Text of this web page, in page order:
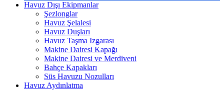
Havuz Dışı Ekipmanlar
Şezlonglar
Havuz Şelalesi
Havuz Duşları
Havuz Taşma Izgarası
Makine Dairesi Kapağı
Makine Dairesi ve Merdiveni
Bahçe Kapakları
Süs Havuzu Nozulları
Havuz Aydınlatma